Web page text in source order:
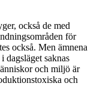
också de med
för
också. Men ämnena
dagsläget saknas
och miljö är
och